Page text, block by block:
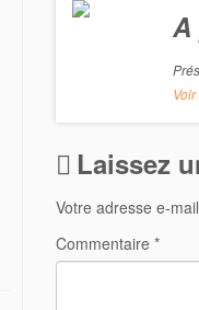
A
Laissez
Votre adresse e-
Commentaire *